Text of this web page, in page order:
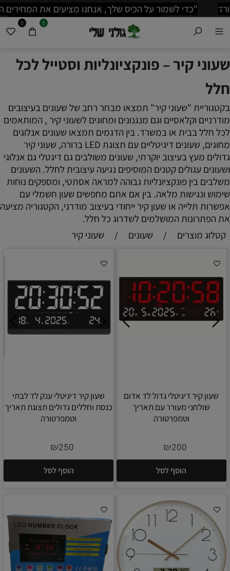
"כדי לשמור על הכיס שלך, אנחנו מציעים את המחירים הכי זולים
בשוק. אל תהסס להשוות לפני שאתה קונה!"
0 0
שעוני קיר – פונקציונליות וסטייל לכל
חלל
בקטגוריית "שעוני קיר" תמצאו מבחר רחב של שעונים בעיצובים
מודרניים וקלאסיים וגם מנגנונים ומחוגים לשעוני קיר , המותאמים
לכל חלל בבית או במשרד. בין הדגמים תמצאו שעונים אנלוגים
מחוגים, שעונים דיגיטליים עם תצוגת LED ברורה, שעוני קיר
גדולים מעץ בעיצוב יוקרתי, שעונים משולבים גם דיגטלי גם אנלוגי
ושעונים עגולים קטנים המוסיפים נגיעה עיצובית לחלל. השעונים
משלבים בין פונקציונליות גבוהה למראה אסתטי, ומספקים נוחות
שימוש ונגישות מלאה. בין אם אתם מחפשים שעון חשמלי עם
אפשרות תלייה או שעון קיר ייחודי בעיצוב מודרני, הקטגוריה מציעה
את הפתרונות המושלמים לשדרוג כל חלל.
קטלוג מוצרים
/ שעונים / שעוני קיר
שעון קיר דיגיטלי גדול לד אדום
שולחני מעורר עם תאריך
וטמפרטורה
₪200
הוסף לסל
שעון קיר דיגיטלי ענק לד לבתי
כנסת וחללים גדולים תצוגת תאריך
וטמפרטורה
₪250
הוסף לסל